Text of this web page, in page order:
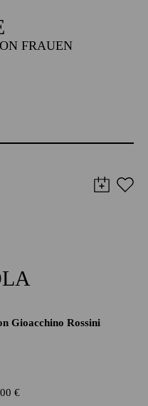
FRAUEN
Gioacchino Rossini